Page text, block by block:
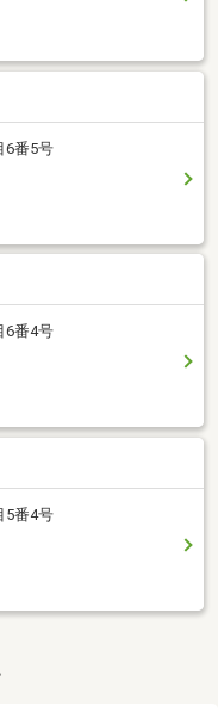
6番5号
6番4号
5番4号